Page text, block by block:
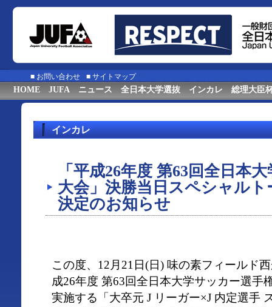
■ お問い合わせ ■ サイトマップ
HOME JUFA ニュース 全日本大学選抜 インカレ 総理大臣
インカレ
「平成26年度 第63回全日本
大会」決勝当日スペシャル
決定のお知らせ
この度、12月21日(日) 味の素フィールド
成26年度 第63回全日本大学サッカー選手
実施する「大卒元 J リーガー×J 内定選手